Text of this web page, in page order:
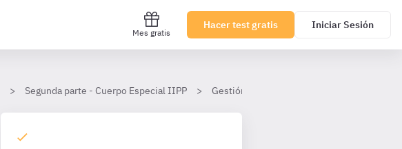
Mes gratis
Hacer test gratis Iniciar Sesión
Segunda parte - Cuerpo Especial IIPP Gestión Penitenciaria